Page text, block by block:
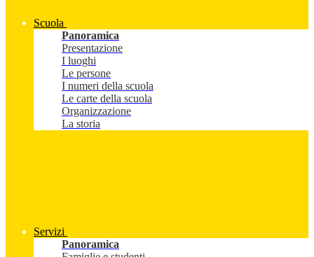
Scuola
Panoramica
Presentazione
I luoghi
Le persone
I numeri della scuola
Le carte della scuola
Organizzazione
La storia
Servizi
Panoramica